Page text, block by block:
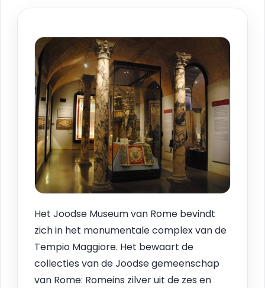
Het Joodse Museum van Rome bevindt
zich in het monumentale complex van de
Tempio Maggiore. Het bewaart de
collecties van de Joodse gemeenschap
van Rome: Romeins zilver uit de zes en